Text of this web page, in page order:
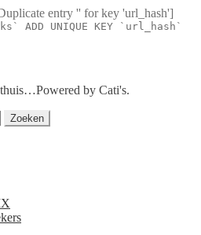
entry '' for key 'url_hash']
ADD UNIQUE KEY `url_hash`
by Cati's.
Zoeken